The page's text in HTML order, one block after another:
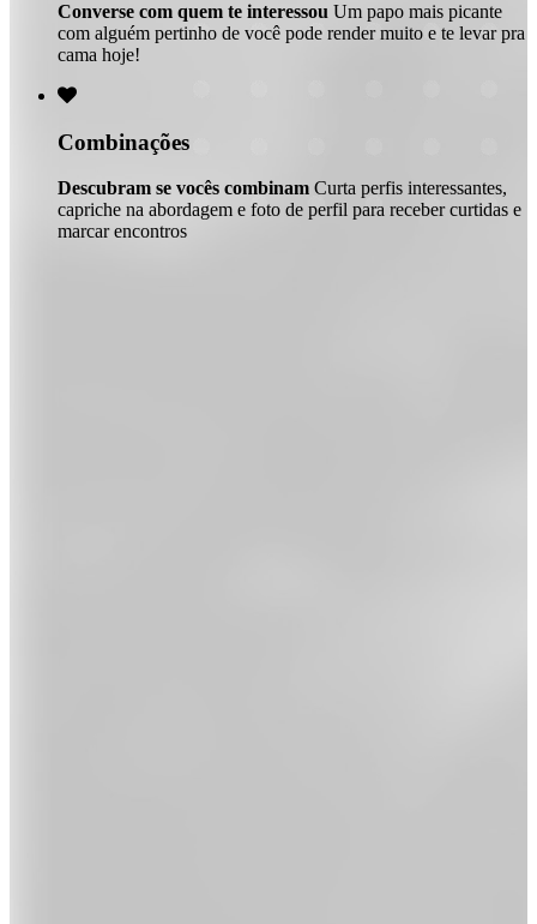
Converse com quem te interessou Um papo mais picante
com alguém pertinho de você pode render muito e te levar pra
cama hoje!

Combinações
Descubram se vocês combinam Curta perfis interessantes,
capriche na abordagem e foto de perfil para receber curtidas e
marcar encontros